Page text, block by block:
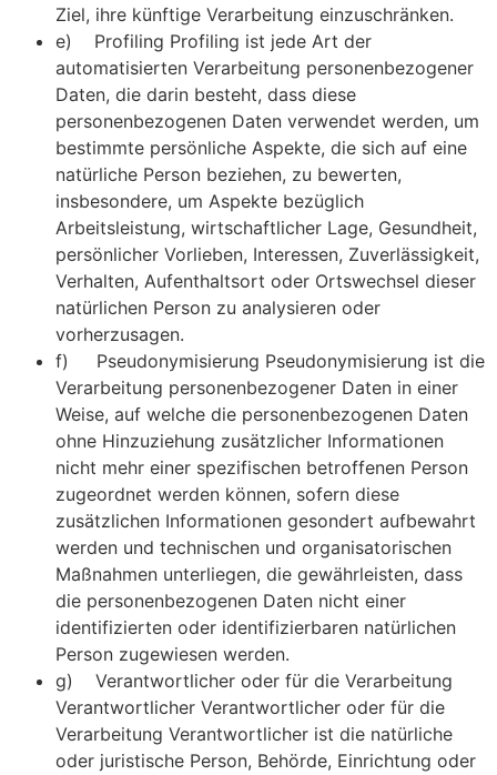
Ziel, ihre künftige Verarbeitung einzuschränken.
e) Profiling Profiling ist jede Art der
automatisierten Verarbeitung personenbezogener
Daten, die darin besteht, dass diese
personenbezogenen Daten verwendet werden, um
bestimmte persönliche Aspekte, die sich auf eine
natürliche Person beziehen, zu bewerten,
insbesondere, um Aspekte bezüglich
Arbeitsleistung, wirtschaftlicher Lage, Gesundheit,
persönlicher Vorlieben, Interessen, Zuverlässigkeit,
Verhalten, Aufenthaltsort oder Ortswechsel dieser
natürlichen Person zu analysieren oder
vorherzusagen.
f) Pseudonymisierung Pseudonymisierung ist die
Verarbeitung personenbezogener Daten in einer
Weise, auf welche die personenbezogenen Daten
ohne Hinzuziehung zusätzlicher Informationen
nicht mehr einer spezifischen betroffenen Person
zugeordnet werden können, sofern diese
zusätzlichen Informationen gesondert aufbewahrt
werden und technischen und organisatorischen
Maßnahmen unterliegen, die gewährleisten, dass
die personenbezogenen Daten nicht einer
identifizierten oder identifizierbaren natürlichen
Person zugewiesen werden.
g) Verantwortlicher oder für die Verarbeitung
Verantwortlicher Verantwortlicher oder für die
Verarbeitung Verantwortlicher ist die natürliche
oder juristische Person, Behörde, Einrichtung oder